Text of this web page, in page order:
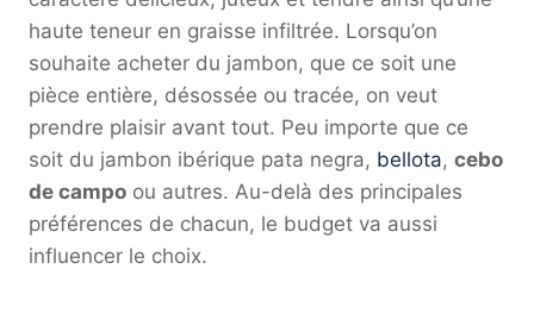
haute teneur en graisse infiltrée. Lorsqu’on
souhaite acheter du jambon, que ce soit une
pièce entière, désossée ou tracée, on veut
prendre plaisir avant tout. Peu importe que ce
soit du jambon ibérique pata negra, bellota, cebo
de campo ou autres. Au-delà des principales
préférences de chacun, le budget va aussi
influencer le choix.